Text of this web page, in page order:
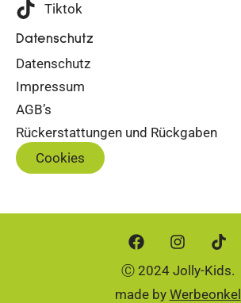
Tiktok
Datenschutz
Datenschutz
Impressum
AGB’s
Rückerstattungen und Rückgaben
Cookies
made by Werbeonkel
Ⓒ 2024 Jolly-Kids.